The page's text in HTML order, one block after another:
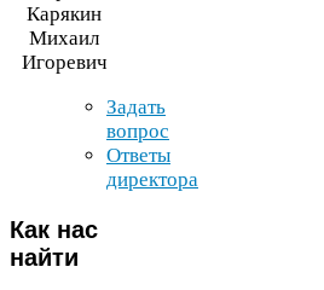
Карякин
Михаил
Игоревич
Задать
вопрос
Ответы
директора
Как нас
найти